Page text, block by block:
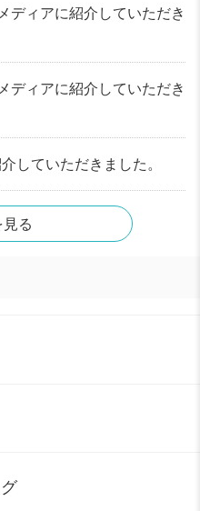
ディアに紹介していただき
ディアに紹介していただき
していただきました。
る